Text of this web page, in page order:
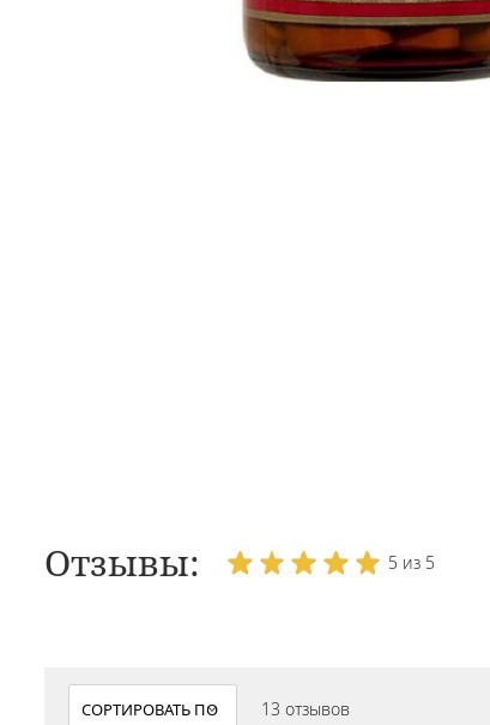
Отзывы: 5 из 5
13 отзывов